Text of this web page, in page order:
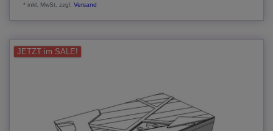
*inkl. MwSt. zzgl.Versand
JETZT im SALE!